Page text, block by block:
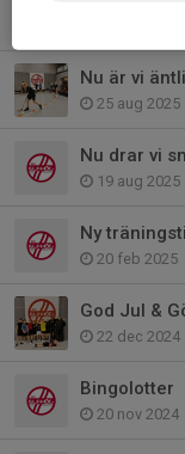
Nu är vi
25 aug 2025
Nu drar vi
19 aug 2025
Ny
20 feb 2025
God Jul &
22 dec 2024
Bingolotter
20 nov 2024